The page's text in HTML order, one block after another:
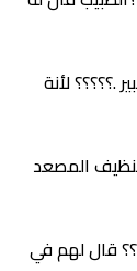
.؟؟؟؟؟ لأنة
المصعد
قال لهم في